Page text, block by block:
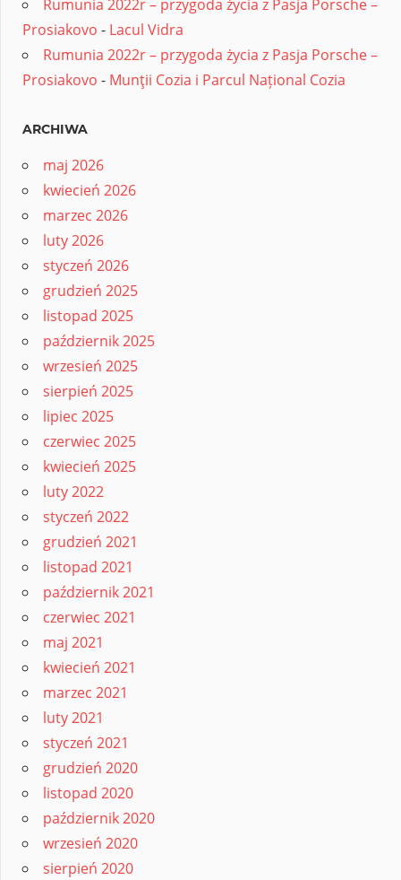
Rumunia 2022r – przygoda życia z Pasja Porsche –
Prosiakovo - Lacul Vidra
Rumunia 2022r – przygoda życia z Pasja Porsche –
Prosiakovo - Munţii Cozia i Parcul Național Cozia
ARCHIWA
maj 2026
kwiecień 2026
marzec 2026
luty 2026
styczeń 2026
grudzień 2025
listopad 2025
październik 2025
wrzesień 2025
sierpień 2025
lipiec 2025
czerwiec 2025
kwiecień 2025
luty 2022
styczeń 2022
grudzień 2021
listopad 2021
październik 2021
czerwiec 2021
maj 2021
kwiecień 2021
marzec 2021
luty 2021
styczeń 2021
grudzień 2020
listopad 2020
październik 2020
wrzesień 2020
sierpień 2020